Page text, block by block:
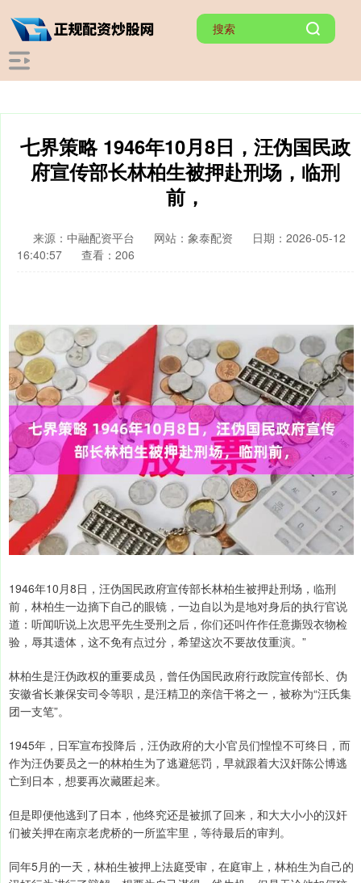
七界策略 1946年10月8日，汪伪国民政
府宣传部长林柏生被押赴刑场，临刑
前，
来源：中融配资平台 网站：象泰配资
日期：2026-05-12
16:40:57
查看：206
1946年10月8日，汪伪国民政府宣传部长林柏生被押赴刑场，临刑
前，林柏生一边摘下自己的眼镜，一边自以为是地对身后的执行官说
道：听闻听说上次思平先生受刑之后，你们还叫仵作任意撕毁衣物检
验，辱其遗体，这不免有点过分，希望这次不要故伎重演。”
林柏生‌是汪伪政权的重要成员，曾任伪国民政府行政院宣传部长、伪
安徽省长兼保安司令等职，是汪精卫的亲信干将之一，被称为“汪氏集
团一支笔”。
1945年，日军宣布投降后，汪伪政府的大小官员们惶惶不可终日，而
作为汪伪要员之一的林柏生为了逃避惩罚，早就跟着大汉奸陈公博逃
亡到日本，想要再次藏匿起来。
但是即便他逃到了日本，他终究还是被抓了回来，和大大小小的汉奸
们被关押在南京老虎桥的一所监牢里，等待最后的审判。
同年5月的一天，林柏生被押上法庭受审，在庭审上，林柏生为自己的